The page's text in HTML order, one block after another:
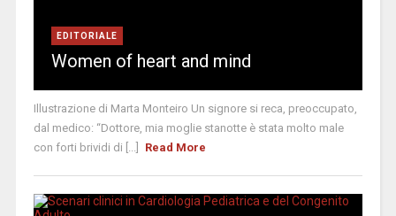
EDITORIALE
Women of heart and mind
Illustrazione di Marta Monteiro Un signore si reca, preoccupato,
dal medico: “Dottore, mia moglie stanotte è stata molto male
con forti brividi di [...]
Read More